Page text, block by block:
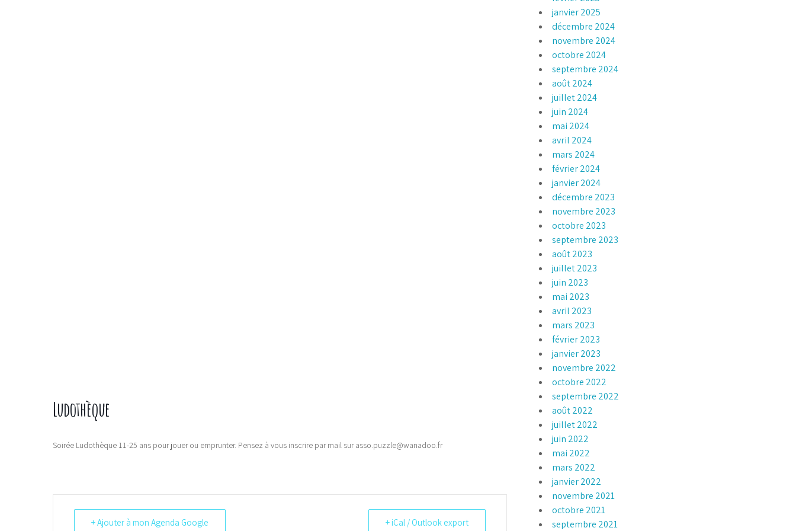
Ludothèque
Soirée Ludothèque 11-25 ans pour jouer ou emprunter. Pensez à vous inscrire par mail sur asso.puzzle@wanadoo.fr
+ Ajouter à mon Agenda Google + iCal / Outlook export
janvier 2025
décembre 2024
novembre 2024
octobre 2024
septembre 2024
août 2024
juillet 2024
juin 2024
mai 2024
avril 2024
mars 2024
février 2024
janvier 2024
décembre 2023
novembre 2023
octobre 2023
septembre 2023
août 2023
juillet 2023
juin 2023
mai 2023
avril 2023
mars 2023
février 2023
janvier 2023
novembre 2022
octobre 2022
septembre 2022
août 2022
juillet 2022
juin 2022
mai 2022
mars 2022
janvier 2022
novembre 2021
octobre 2021
septembre 2021